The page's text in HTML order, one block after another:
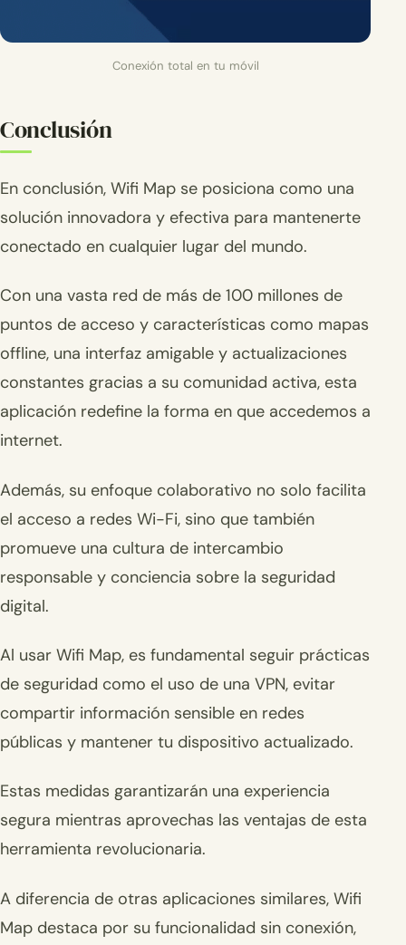
Conexión total en tu móvil
Conclusión
En conclusión, Wifi Map se posiciona como una
solución innovadora y efectiva para mantenerte
conectado en cualquier lugar del mundo.
Con una vasta red de más de 100 millones de
puntos de acceso y características como mapas
offline, una interfaz amigable y actualizaciones
constantes gracias a su comunidad activa, esta
aplicación redefine la forma en que accedemos a
internet.
Además, su enfoque colaborativo no solo facilita
el acceso a redes Wi-Fi, sino que también
promueve una cultura de intercambio
responsable y conciencia sobre la seguridad
digital.
Al usar Wifi Map, es fundamental seguir prácticas
de seguridad como el uso de una VPN, evitar
compartir información sensible en redes
públicas y mantener tu dispositivo actualizado.
Estas medidas garantizarán una experiencia
segura mientras aprovechas las ventajas de esta
herramienta revolucionaria.
A diferencia de otras aplicaciones similares, Wifi
Map destaca por su funcionalidad sin conexión,